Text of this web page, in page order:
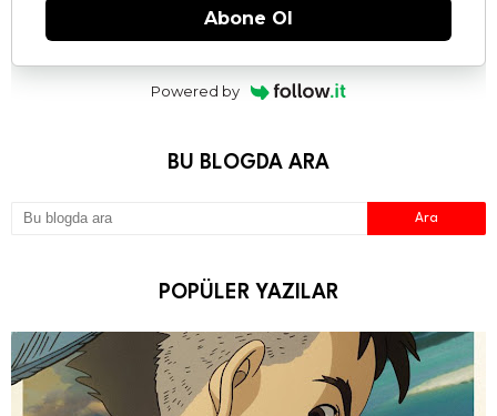
Abone Ol
Powered by
BU BLOGDA ARA
POPÜLER YAZILAR